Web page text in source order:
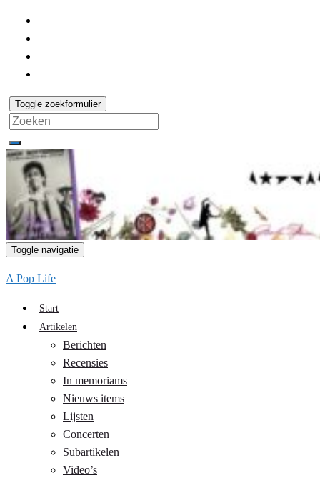
Toggle zoekformulier
Search
for:
Toggle navigatie
A Pop Life
Start
Artikelen
Berichten
Recensies
In memoriams
Nieuws items
Lijsten
Concerten
Subartikelen
Video’s